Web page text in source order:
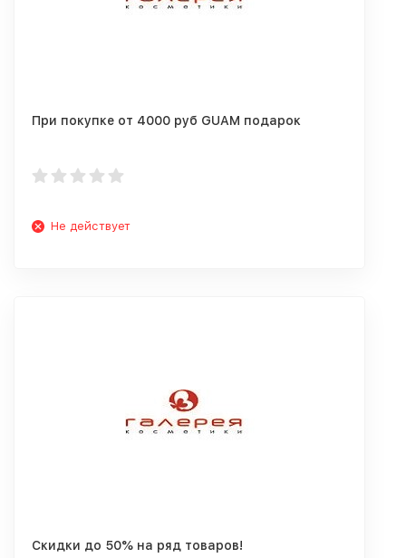
При покупке от 4000 руб GUAM подарок
Не действует
Скидки до 50% на ряд товаров!